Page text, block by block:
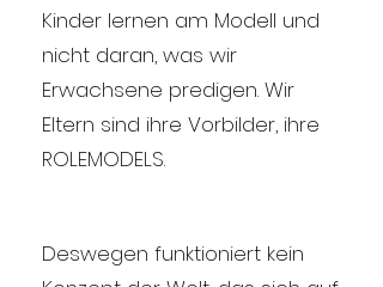
Kinder lernen am Modell und
nicht daran, was wir
Erwachsene predigen. Wir
Eltern sind ihre Vorbilder, ihre
ROLEMODELS.
Deswegen funktioniert kein